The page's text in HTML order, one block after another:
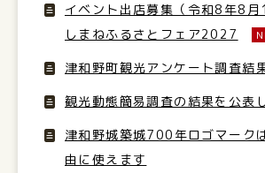
イベント出店募集（令和8年8
しまねふるさとフェア2027
津和野町観光アンケート調査結
観光動態簡易調査の結果を公表
津和野城築城700年ロゴマーク
由に使えます